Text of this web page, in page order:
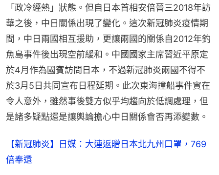
「政冷經熱」狀態。但自日本首相安倍晉三2018年訪
華之後，中日關係出現了變化。這次新冠肺炎疫情期
間，中日兩國相互援助，更讓兩國的關係自2012年釣
魚島事件後出現空前緩和。中國國家主席習近平原定
於4月作為國賓訪問日本，不過新冠肺炎兩國不得不
於3月5日共同宣布日程延期。此次東海撞船事件實在
令人意外，雖然事後雙方似乎均趨向於低調處理，但
是諸多疑點還是讓輿論擔心中日關係會否再添變數。
【新冠肺炎】日媒：大連返贈日本北九州口罩，769
倍奉還